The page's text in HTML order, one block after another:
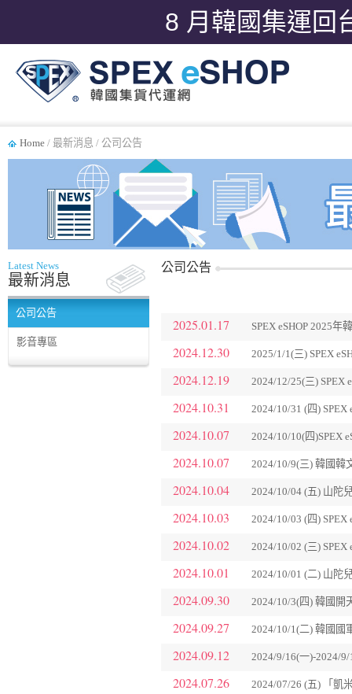
8 月韓國集運回
Home / 最新消息 / 公司公告
Latest News
最新消息
公司公告
影音專區
公司公告
2025.01.17 SPEX eSHOP 2025
2024.12.30 2025/1/1(三) SPEX
2024.12.19 2024/12/25(三) SPEX
2024.10.31 2024/10/31 (四) SPEX
2024.10.07 2024/10/10(四)SPEX
2024.10.07 2024/10/9(三) 韓國韓
2024.10.04 2024/10/04 (五) 山陀
2024.10.03 2024/10/03 (四) SPEX
2024.10.02 2024/10/02 (三) SPEX
2024.10.01 2024/10/01 (二) 山陀
2024.09.30 2024/10/3(四) 韓國開
2024.09.27 2024/10/1(二) 韓國國
2024.09.12 2024/9/16(一)-2024/
2024.07.26 2024/07/26 (五) 「凱